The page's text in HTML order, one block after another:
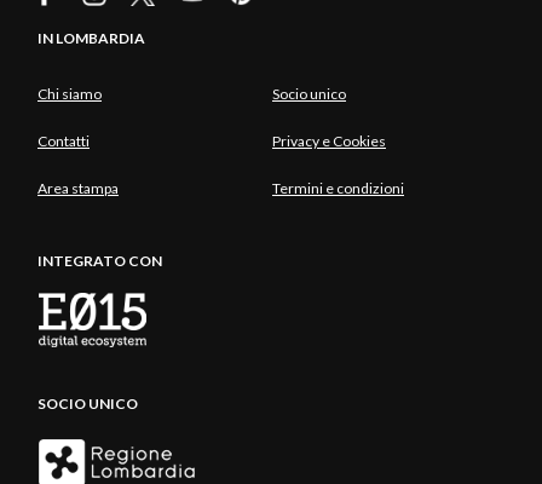
IN LOMBARDIA
Chi siamo Socio unico
Contatti Privacy e Cookies
Area stampa Termini e condizioni
INTEGRATO CON
SOCIO UNICO